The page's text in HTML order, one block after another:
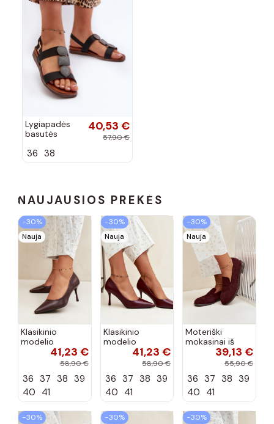
Lygiapadės
basutės
gražiomis
spalvos
40,53 €
57,90 €
36 38
NAUJAUSIOS PREKĖS
−30%
Nauja
Klasikinio
modelio
aukštakulniai
šokolado
spalvos Nesha
41,23 €
58,90 €
36 37 38 39
40 41
−30%
Nauja
Klasikinio
modelio
aukštakulniai
bordo spalvos
Nesha
41,23 €
58,90 €
36 37 38 39
40 41
−30%
Nauja
Moteriški
mokasinai iš
dirbtinės
zomšos, bordo
39,13 €
55,90 €
36 37 38 39
40 41
−30%
−30%
−30%